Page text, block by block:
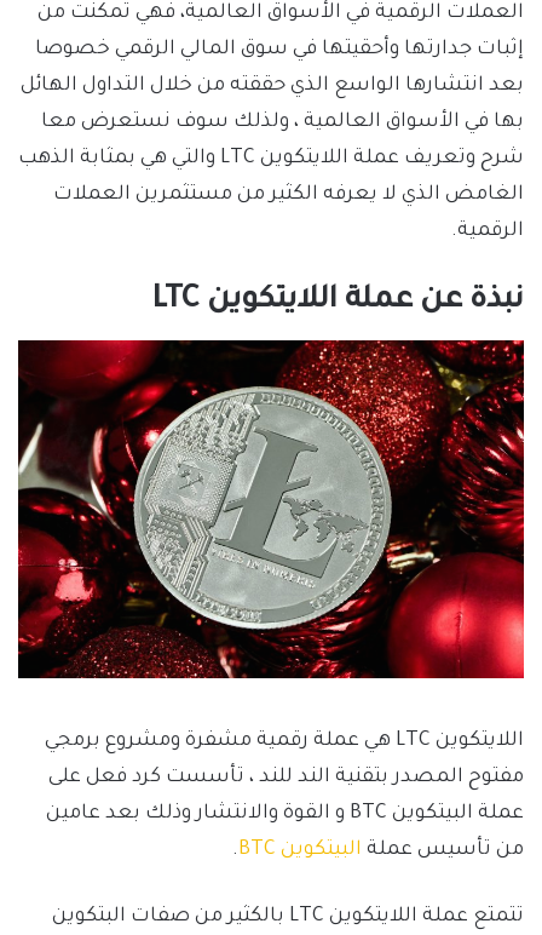
العملات الرقمية في الأسواق العالمية، فهي تمكنت من
إثبات جدارتها وأحقيتها في سوق المالي الرقمي خصوصا
بعد انتشارها الواسع الذي حققته من خلال التداول الهائل
بها في الأسواق العالمية ، ولذلك سوف نستعرض معا
شرح وتعريف عملة اللايتكوين LTC والتي هي بمثابة الذهب
الغامض الذي لا يعرفه الكثير من مستثمرين العملات
الرقمية.
نبذة عن عملة اللايتكوين LTC
اللايتكوين LTC هي عملة رقمية مشفرة ومشروع برمجي
مفتوح المصدر بتقنية الند للند ، تأسست كرد فعل على
عملة البيتكوين BTC و القوة والانتشار وذلك بعد عامين
من تأسيس عملة البيتكوين BTC .
تتمتع عملة اللايتكوين LTC بالكثير من صفات البتكوين